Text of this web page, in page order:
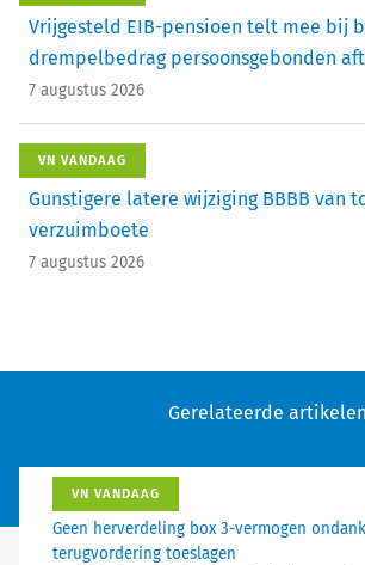
Vrijgesteld EIB-pensioen telt mee bij
drempelbedrag persoonsgebonden
7 augustus 2026
VN VANDAAG
Gunstigere latere wijziging BBBB van
verzuimboete
7 augustus 2026
Gerelateerde artikelen
VN VANDAAG
Geen herverdeling box 3-vermogen
terugvordering toeslagen